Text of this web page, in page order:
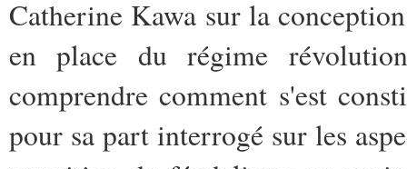
Catherine Kawa sur la
en place du régime
comprendre comment s'est
pour sa part interrogé sur les